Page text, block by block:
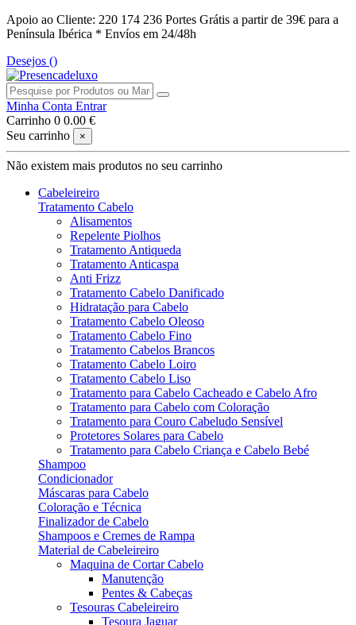
Apoio ao Cliente: 220 174 236 Portes Grátis a partir de 39€ para a
Península Ibérica * Envíos em 24/48h
Desejos ()
Minha Conta Entrar
Carrinho 0 0.00 €
Seu carrinho
×
Não existem mais produtos no seu carrinho
Cabeleireiro
Tratamento Cabelo
Alisamentos
Repelente Piolhos
Tratamento Antiqueda
Tratamento Anticaspa
Anti Frizz
Tratamento Cabelo Danificado
Hidratação para Cabelo
Tratamento Cabelo Oleoso
Tratamento Cabelo Fino
Tratamento Cabelos Brancos
Tratamento Cabelo Loiro
Tratamento Cabelo Liso
Tratamento para Cabelo Cacheado e Cabelo Afro
Tratamento para Cabelo com Coloração
Tratamento para Couro Cabeludo Sensível
Protetores Solares para Cabelo
Tratamento para Cabelo Criança e Cabelo Bebé
Shampoo
Condicionador
Máscaras para Cabelo
Coloração e Técnica
Finalizador de Cabelo
Shampoos e Cremes de Rampa
Material de Cabeleireiro
Maquina de Cortar Cabelo
Manutenção
Pentes & Cabeças
Tesouras Cabeleireiro
Tesoura Jaguar